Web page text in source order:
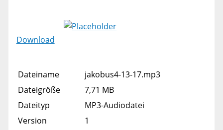
Download
Dateiname
jakobus4-13-17.mp3
Dateigröße
7,71 MB
Dateityp
MP3-Audiodatei
Version
1